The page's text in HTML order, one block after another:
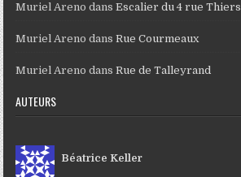
Muriel Areno dansEscalier du 4 rue Thiers
Muriel Areno dansRue Courmeaux
Muriel Areno dansRue de Talleyrand
AUTEURS
Béatrice Keller